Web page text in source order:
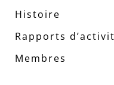
Histoire
Rapports
Membres